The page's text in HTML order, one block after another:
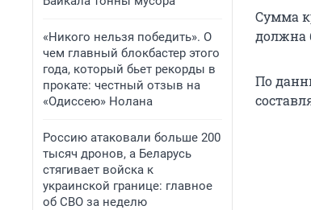
«Никого нельзя победить». О
чем главный блокбастер этого
года, который бьет рекорды в
прокате: честный отзыв на
«Одиссею» Нолана
Россию атаковали больше 200
тысяч дронов, а Беларусь
стягивает войска к
украинской границе: главное
об СВО за неделю
Сумма
должна
По